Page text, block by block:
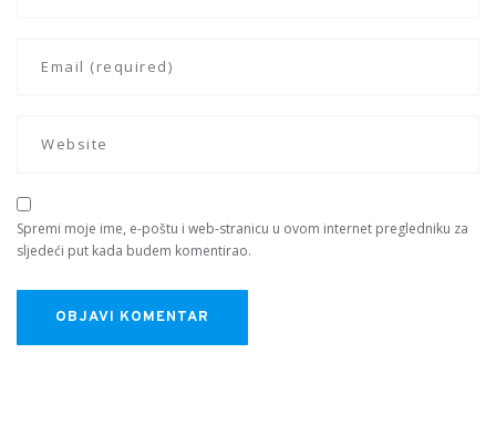
Spremi moje ime, e-poštu i web-stranicu u ovom internet pregledniku za
sljedeći put kada budem komentirao.